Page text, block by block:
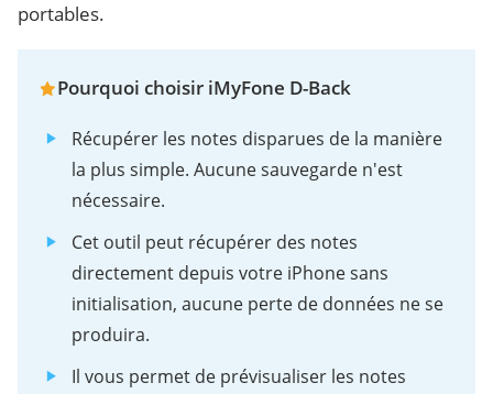
portables.
Pourquoi choisir iMyFone D-Back
Récupérer les notes disparues de la manière
la plus simple. Aucune sauvegarde n'est
nécessaire.
Cet outil peut récupérer des notes
directement depuis votre iPhone sans
initialisation, aucune perte de données ne se
produira.
Il vous permet de prévisualiser les notes